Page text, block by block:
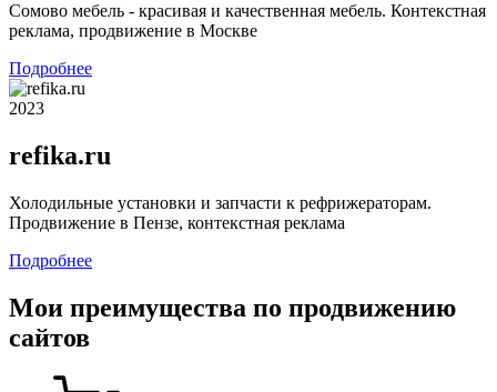
Сомово мебель - красивая и качественная мебель. Контекстная
реклама, продвижение в Москве
Подробнее
2023
refika.ru
Холодильные установки и запчасти к рефрижераторам.
Продвижение в Пензе, контекстная реклама
Подробнее
Мои преимущества по продвижению
сайтов